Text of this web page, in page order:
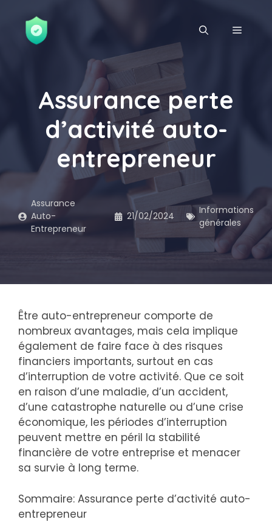
contenu
MENU
Assurance perte
d’activité auto-
entrepreneur
Assurance
Auto-
Entrepreneur
21/02/2024
Informations
générales
Être auto-entrepreneur comporte de
nombreux avantages, mais cela implique
également de faire face à des risques
financiers importants, surtout en cas
d’interruption de votre activité. Que ce soit
en raison d’une maladie, d’un accident,
d’une catastrophe naturelle ou d’une crise
économique, les périodes d’interruption
peuvent mettre en péril la stabilité
financière de votre entreprise et menacer
sa survie à long terme.
Sommaire: Assurance perte d’activité auto-
entrepreneur